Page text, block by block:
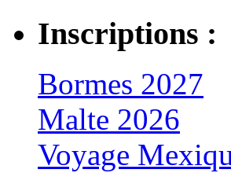
Inscriptions :
Bormes 2027
Malte 2026
Voyage